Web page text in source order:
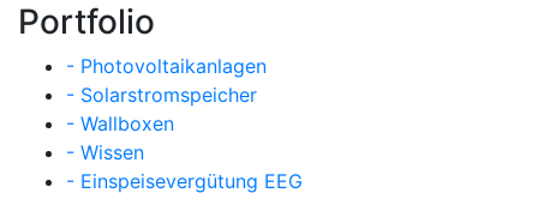
Portfolio
- Photovoltaikanlagen
- Solarstromspeicher
- Wallboxen
- Wissen
- Einspeisevergütung EEG